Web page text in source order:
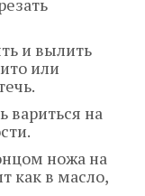
и вылить
или
вариться на
ножа на
как в масло,